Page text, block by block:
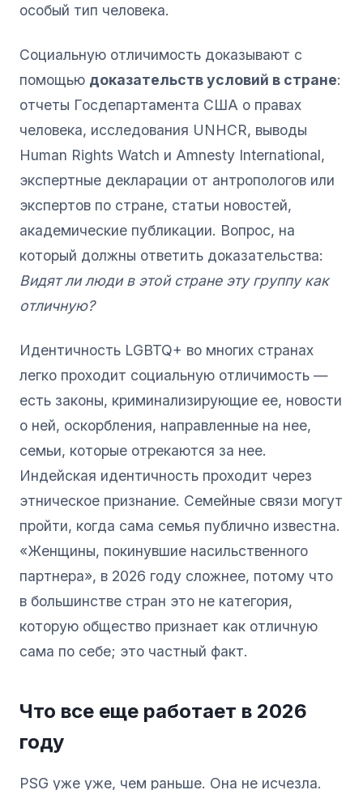
особый тип человека.
Социальную отличимость доказывают с
помощью доказательств условий в стране:
отчеты Госдепартамента США о правах
человека, исследования UNHCR, выводы
Human Rights Watch и Amnesty International,
экспертные декларации от антропологов или
экспертов по стране, статьи новостей,
академические публикации. Вопрос, на
который должны ответить доказательства:
Видят ли люди в этой стране эту группу как
отличную?
Идентичность LGBTQ+ во многих странах
легко проходит социальную отличимость —
есть законы, криминализирующие ее, новости
о ней, оскорбления, направленные на нее,
семьи, которые отрекаются за нее.
Индейская идентичность проходит через
этническое признание. Семейные связи могут
пройти, когда сама семья публично известна.
«Женщины, покинувшие насильственного
партнера», в 2026 году сложнее, потому что
в большинстве стран это не категория,
которую общество признает как отличную
сама по себе; это частный факт.
Что все еще работает в 2026
году
PSG уже уже, чем раньше. Она не исчезла.